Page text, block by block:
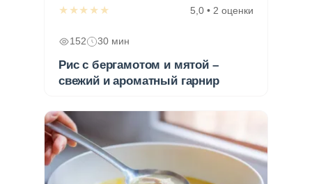
★★★★★ 5,0 • 2 оценки
152 30 мин
Рис с бергамотом и мятой –
свежий и ароматный гарнир